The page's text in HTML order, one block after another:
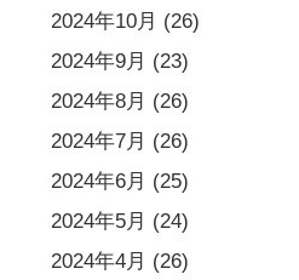
2024年10月 (26)
2024年9月 (23)
2024年8月 (26)
2024年7月 (26)
2024年6月 (25)
2024年5月 (24)
2024年4月 (26)